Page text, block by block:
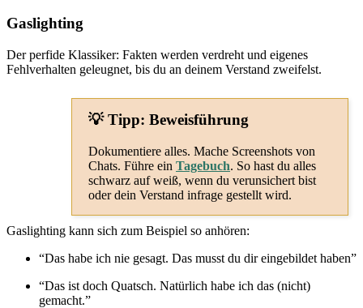
Gaslighting
Der perfide Klassiker: Fakten werden verdreht und eigenes
Fehlverhalten geleugnet, bis du an deinem Verstand zweifelst.
💡 Tipp: Beweisführung
Dokumentiere alles. Mache Screenshots von
Chats. Führe ein Tagebuch. So hast du alles
schwarz auf weiß, wenn du verunsichert bist
oder dein Verstand infrage gestellt wird.
Gaslighting kann sich zum Beispiel so anhören:
“Das habe ich nie gesagt. Das musst du dir eingebildet haben”
“Das ist doch Quatsch. Natürlich habe ich das (nicht)
gemacht.”